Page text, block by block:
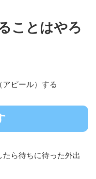
ことはやろ
ピール）する
ら待ちに待った外出